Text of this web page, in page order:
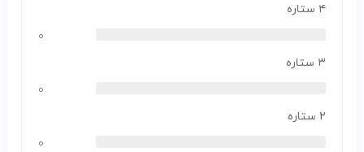
۴ ستاره
۰
۳ ستاره
۰
۲ ستاره
۰